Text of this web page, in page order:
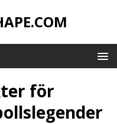
för